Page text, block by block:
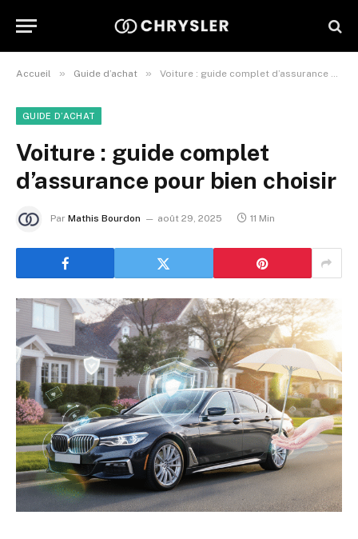
Accueil » Guide d’achat » Voiture : guide complet d’assurance pour bien choisir
GUIDE D’ACHAT
Voiture : guide complet
d’assurance pour bien choisir
Par Mathis Bourdon août 29, 2025 11 Min